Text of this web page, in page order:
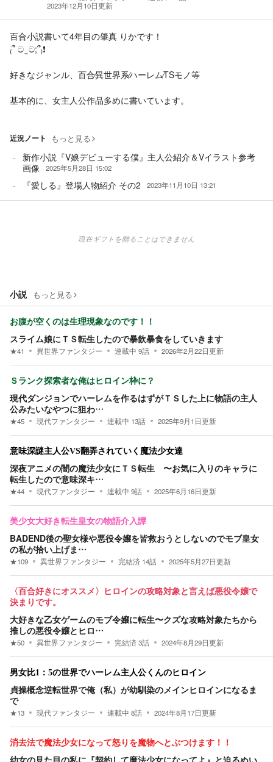
2023年12月10日更新
百合小説書いて4年目の肇真 りかです！
₍՞ ට ̫ ට;՞₎❗️
好きなジャンル、百合∕異世界系∕ハーレム∕TSモノ等
基本的に、女主人公作品多めに書いています。
近況ノート もっと見る
新作小説『V娘デビューする僕』主人公紹介＆Vイラスト参考
画像
2025年5月28日 15:02
『愛しる』登場人物紹介 その2 2023年11月10日 13:21
現在ギフトを贈ることはできません
小説 もっと見る
お腹が空くのは生理現象なのです！！
スライム娘にＴＳ転生したので暴飲暴食をしていきます
★41 異世界ファンタジー 連載中 9話 2026年2月22日更新
Ｓランク探索者な俺はヒロイン枠に？
現代ダンジョンでハーレムを作るはずがＴＳした上に物語の主人
公みたいなやつに狙わ…
★45 現代ファンタジー 連載中 13話 2025年9月1日更新
意味深謎主人公VS翻弄されていく魔法少女達
深夜アニメの闇の魔法少女にＴＳ転生 〜お気に入りのキャラに
転生したので意味深キ…
★44 現代ファンタジー 連載中 9話 2025年6月16日更新
美少女大好き転生皇女の物語介入譚
BADEND後の聖女様や悪役令嬢を皆救おうとしないのでモブ皇女
の私が拾い上げま…
★109 異世界ファンタジー 完結済 14話 2025年5月27日更新
〈百合好きにオススメ〉ヒロインの攻略対象と言えば悪役令嬢で
決まりです。
大好きな乙女ゲームのモブ令嬢に転生〜クズな攻略対象たちから
推しの悪役令嬢とヒロ…
★50 異世界ファンタジー 完結済3話 2024年8月29日更新
男女比1：5の世界でハーレム主人公くんのヒロイン
貞操概念逆転世界で俺（私）が幼馴染のメインヒロインになるま
で
★13 現代ファンタジー 連載中 8話 2024年8月17日更新
消去法で魔法少女になって怒りを魔物へとぶつけます！！
幼女の見た目の私に『契約して魔法少女になってよ』と迫るぬい